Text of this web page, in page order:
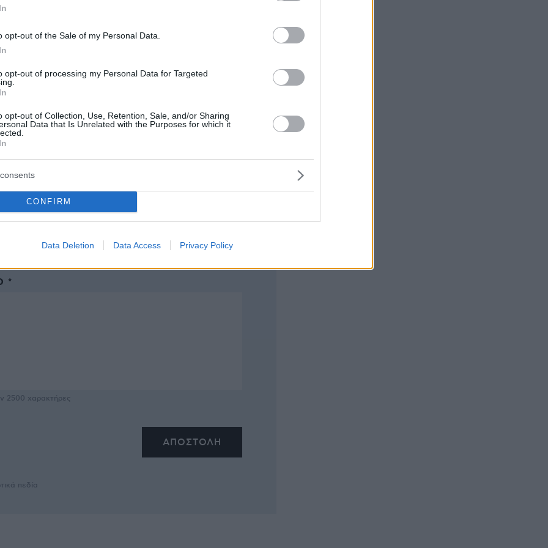
opt-out of the Sale of my Personal Data.
opt-out of processing my Personal Data for Targeted
opt-out of Collection, Use, Retention, Sale, and/or Sharing
Data that Is Unrelated with the Purposes for which it
CONFIRM
Data Deletion Data Access Privacy Policy
ΣΧΟΛΙΟΥ
* EMAIL
*
2500 χαρακτήρες
πεδία